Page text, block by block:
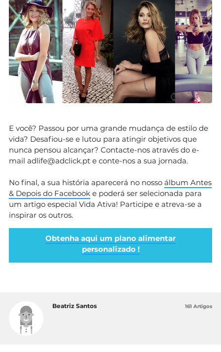
E você? Passou por uma grande mudança de estilo de
vida? Desafiou-se e lutou para atingir objetivos que
nunca pensou alcançar? Contacte-nos através do e-
mail adlife@adclick.pt e conte-nos a sua jornada.
No final, a sua história aparecerá no nosso álbum Antes
& Depois do Facebook e poderá ser selecionada para
um artigo especial Vida Ativa! Participe e atreva-se a
inspirar os outros.
Obtenha aqui um plano alimentar
personalizado !
Beatriz Santos 161 Artigos